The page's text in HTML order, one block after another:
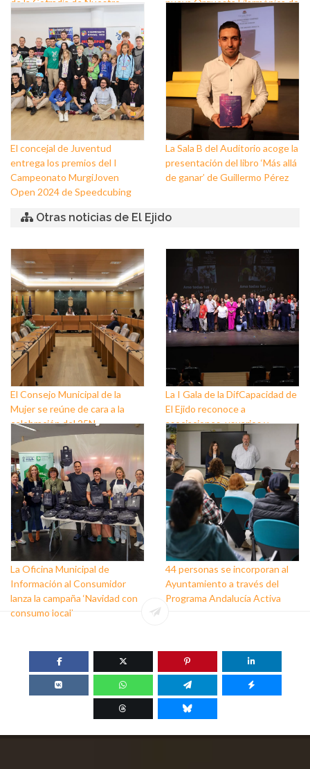
Padre Jesús Nazareno y
Nuestra Señora de los Dolores
de Balerma
El concejal de Juventud
entrega los premios del I
Campeonato MurgiJoven
Open 2024 de Speedcubing
La Sala B del Auditorio acoge la
presentación del libro ‘Más allá
de ganar’ de Guillermo Pérez
Otras noticias de El Ejido
El Consejo Municipal de la
Mujer se reúne de cara a la
celebración del 25N
La I Gala de la DifCapacidad de
El Ejido reconoce a
asociaciones, usuarios y
personas que trabajan a favor
de este colectivo
La Oficina Municipal de
Información al Consumidor
lanza la campaña ‘Navidad con
consumo local’
44 personas se incorporan al
Ayuntamiento a través del
Programa Andalucía Activa